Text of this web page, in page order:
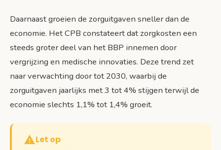
Daarnaast groeien de zorguitgaven sneller dan de
economie. Het CPB constateert dat zorgkosten een
steeds groter deel van het BBP innemen door
vergrijzing en medische innovaties. Deze trend zet
naar verwachting door tot 2030, waarbij de
zorguitgaven jaarlijks met 3 tot 4% stijgen terwijl de
economie slechts 1,1% tot 1,4% groeit.
Let op